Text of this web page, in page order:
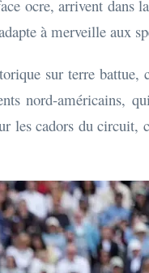
ocre, arrivent dans
à merveille aux
sur terre battue,
nord-américains,
les cadors du circuit,